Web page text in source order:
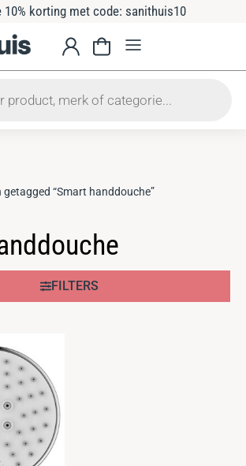
korting met code: sanithuis10
getagged “Smart handdouche”
FILTERS